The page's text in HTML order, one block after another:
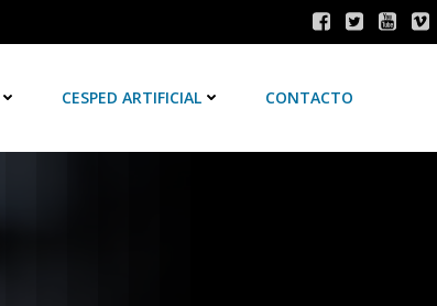
CESPED ARTIFICIAL CONTACTO